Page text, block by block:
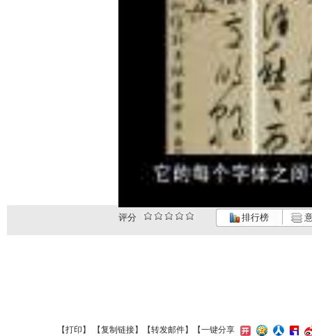
评分 排行榜
【打印 】 【复制链接】【转发邮件】【一键分享